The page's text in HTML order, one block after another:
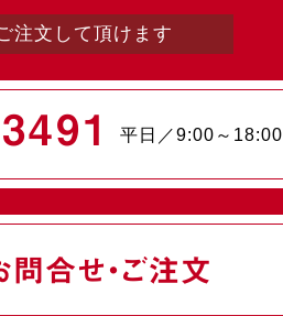
注文して頂けます
平日／9:00～18:00
問合せ・ご注文